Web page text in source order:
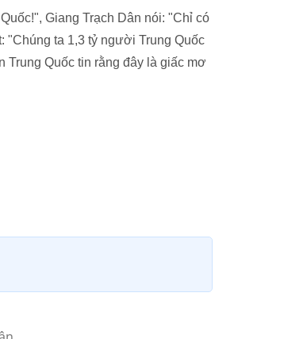
Giang Trạch Dân nói: "Chỉ có
"Chúng ta 1,3 tỷ người Trung Quốc
Trung Quốc tin rằng đây là giấc mơ